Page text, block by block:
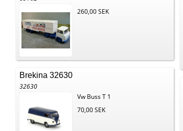
260,00 SEK
Brekina 32630
32630
Vw Buss T 1
70,00 SEK